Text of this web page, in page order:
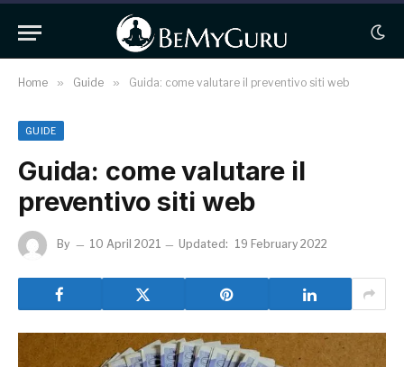
Home » Guide » Guida: come valutare il preventivo siti web
GUIDE
Guida: come valutare il
preventivo siti web
By 10 April 2021 Updated: 19 February 2022